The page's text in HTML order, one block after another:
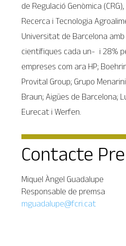
de Regulació Genòmica
Recerca i Tecnologia
Universitat de Barcelona
científiques cada un- i 28%
empreses com ara HP;
Provital Group; Grupo
Braun; Aigües de Barcelona;
Eurecat i Werfen.
Contacte
Miquel Àngel Guadalupe
Responsable de premsa
mguadalupe@fcri.cat